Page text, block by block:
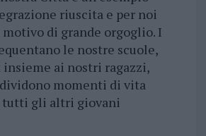
riuscita e per noi
di grande orgoglio. I
le nostre scuole,
ai nostri ragazzi,
momenti di vita
tutti gli altri giovani